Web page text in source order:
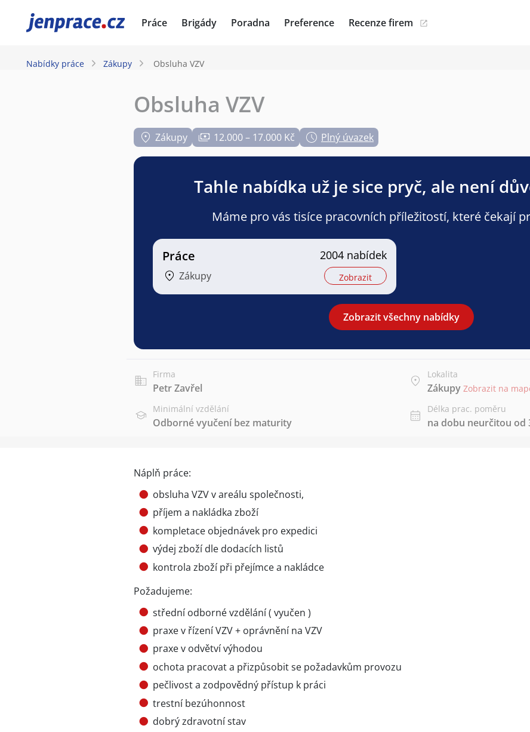
JenPráce.cz Práce Brigády Poradna Preference Recenze firem
Nabídky práce Zákupy Obsluha VZV
Obsluha VZV
Zákupy 12.000 – 17.000 Kč Plný úvazek
Tahle nabídka už je sice pryč, ale není
Máme pro vás tisíce pracovních příležitostí, které čekají
Práce
Zákupy
2004 nabídek
Zobrazit
Zobrazit všechny nabídky
Firma
Petr Zavřel
Lokalita
Zákupy Zobrazit na
Minimální vzdělání
Odborné vyučení bez maturity
Délka prac. poměru
na dobu neurčitou od
Náplň práce:
obsluha VZV v areálu společnosti,
příjem a nakládka zboží
kompletace objednávek pro expedici
výdej zboží dle dodacích listů
kontrola zboží při přejímce a nakládce
Požadujeme:
střední odborné vzdělání ( vyučen )
praxe v řízení VZV + oprávnění na VZV
praxe v odvětví výhodou
ochota pracovat a přizpůsobit se požadavkům provozu
pečlivost a zodpovědný přístup k práci
trestní bezúhonnost
dobrý zdravotní stav